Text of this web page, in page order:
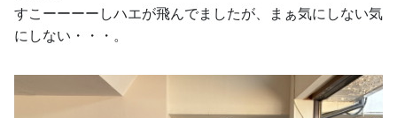
すこーーーーしハエが飛んでましたが、まぁ気にしない気
にしない・・・。